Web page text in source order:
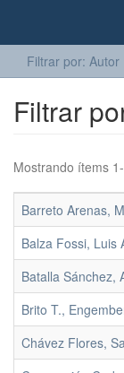
Filtrar por: Autor
Filtrar
Mostrando ítems
Barreto Arenas,
Balza Fossi, Luis
Batalla Sánchez,
Brito T.,
Chávez Flores,